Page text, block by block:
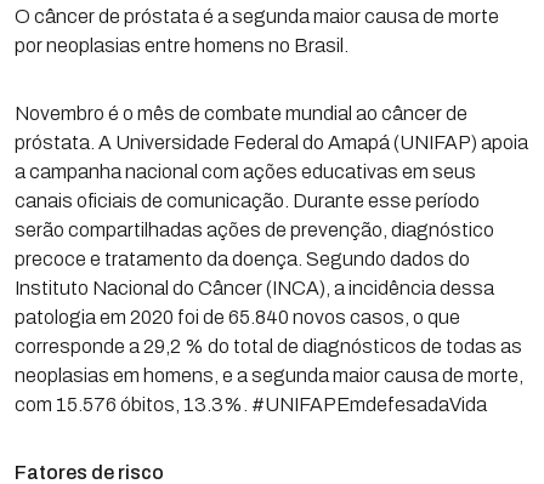
O câncer de próstata é a segunda maior causa de morte
por neoplasias entre homens no Brasil.
Novembro é o mês de combate mundial ao câncer de
próstata. A Universidade Federal do Amapá (UNIFAP) apoia
a campanha nacional com ações educativas em seus
canais oficiais de comunicação. Durante esse período
serão compartilhadas ações de prevenção, diagnóstico
precoce e tratamento da doença. Segundo dados do
Instituto Nacional do Câncer (INCA), a incidência dessa
patologia em 2020 foi de 65.840 novos casos, o que
corresponde a 29,2 % do total de diagnósticos de todas as
neoplasias em homens, e a segunda maior causa de morte,
com 15.576 óbitos, 13.3%. #UNIFAPEmdefesadaVida
Fatores de risco